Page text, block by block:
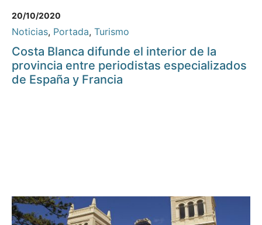
20/10/2020
Noticias, Portada, Turismo
Costa Blanca difunde el interior de la
provincia entre periodistas especializados
de España y Francia